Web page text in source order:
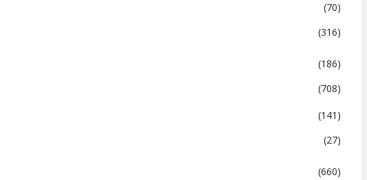
(70)
(316)
(186)
(708)
(141)
(27)
(660)